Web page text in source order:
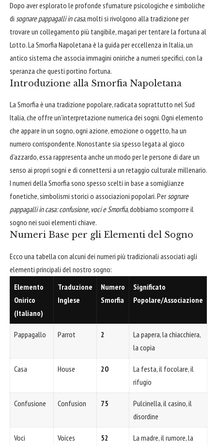
Dopo aver esplorato le profonde sfumature psicologiche e simboliche
di sognare pappagalli in casa, molti si rivolgono alla tradizione per
trovare un collegamento più tangibile, magari per tentare la fortuna al
Lotto. La Smorfia Napoletana è la guida per eccellenza in Italia, un
antico sistema che associa immagini oniriche a numeri specifici, con la
speranza che questi portino fortuna.
Introduzione alla Smorfia Napoletana
La Smorfia è una tradizione popolare, radicata soprattutto nel Sud
Italia, che offre un'interpretazione numerica dei sogni. Ogni elemento
che appare in un sogno, ogni azione, emozione o oggetto, ha un
numero corrispondente. Nonostante sia spesso legata al gioco
d'azzardo, essa rappresenta anche un modo per le persone di dare un
senso ai propri sogni e di connettersi a un retaggio culturale millenario.
I numeri della Smorfia sono spesso scelti in base a somiglianze
fonetiche, simbolismi storici o associazioni popolari. Persognare
pappagalli in casa: confusione, voci e Smorfia, dobbiamo scomporre il
sogno nei suoi elementi chiave.
Numeri Base per gli Elementi del Sogno
Ecco una tabella con alcuni dei numeri più tradizionali associati agli
elementi principali del nostro sogno:
Elemento
Onirico
(Italiano)
Traduzione
Inglese
Numero
Smorfia
Significato
Popolare/Associazione
Pappagallo Parrot 2
La papera, la chiacchiera,
la copia
Casa House 20
La festa, il focolare, il
rifugio
Confusione Confusion 75
Pulcinella, il casino, il
disordine
Voci Voices 52
La madre, il rumore, la